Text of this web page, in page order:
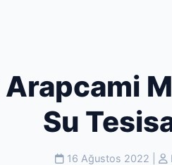
Su
16 Ağustos 2022